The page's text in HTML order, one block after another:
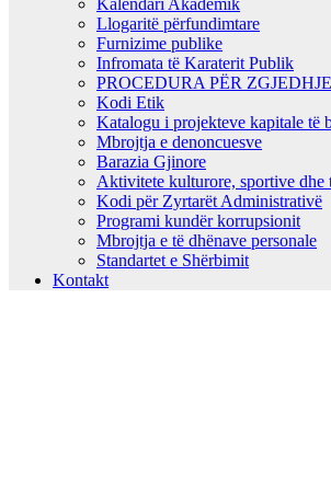
Llogaritë përfundimtare
Furnizime publike
Infromata të Karaterit Publik
PROCEDURA PËR
Kodi Etik
Katalogu i projekteve kapitale të
Mbrojtja e denoncuesve
Barazia Gjinore
Aktivitete kulturore, sportive dhe
Kodi për Zyrtarët Administrativë
Programi kundër korrupsionit
Mbrojtja e të dhënave personale
Standartet e Shërbimit
Kontakt